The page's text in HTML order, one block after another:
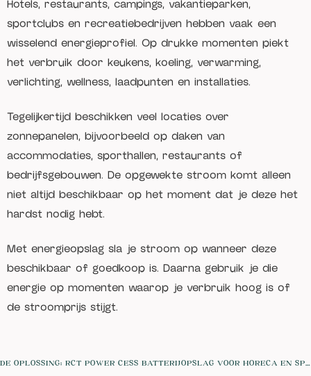
Hotels, restaurants, campings, vakantieparken,
sportclubs en recreatiebedrijven hebben vaak een
wisselend energieprofiel. Op drukke momenten piekt
het verbruik door keukens, koeling, verwarming,
verlichting, wellness, laadpunten en installaties.
Tegelijkertijd beschikken veel locaties over
zonnepanelen, bijvoorbeeld op daken van
accommodaties, sporthallen, restaurants of
bedrijfsgebouwen. De opgewekte stroom komt alleen
niet altijd beschikbaar op het moment dat je deze het
hardst nodig hebt.
Met energieopslag sla je stroom op wanneer deze
beschikbaar of goedkoop is. Daarna gebruik je die
energie op momenten waarop je verbruik hoog is of
de stroomprijs stijgt.
DE OPLOSSING: RCT POWER CESS BATTERIJOPSLAG VOOR HORECA EN SPORT